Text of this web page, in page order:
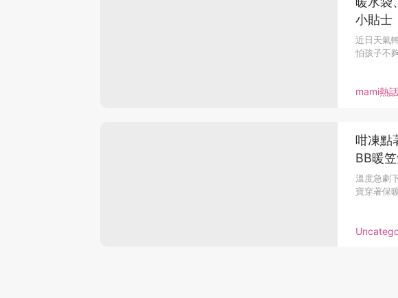
mami熱話
小貼士
近日天氣
怕孩子不
咁凍點
BB暖
溫度急劇
寶穿著保